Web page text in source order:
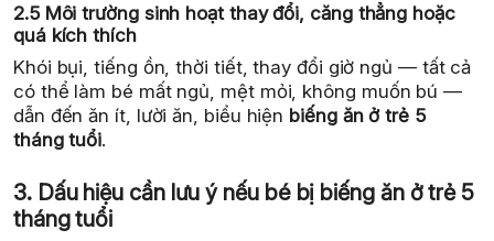
2.5 Môi trường sinh hoạt thay đổi, căng thẳng hoặc
quá kích thích
Khói bụi, tiếng ồn, thời tiết, thay đổi giờ ngủ — tất cả
có thể làm bé mất ngủ, mệt mỏi, không muốn bú —
dẫn đến ăn ít, lười ăn, biểu hiện biếng ăn ở trẻ 5
tháng tuổi.
3. Dấu hiệu cần lưu ý nếu bé bị biếng ăn ở trẻ 5
tháng tuổi